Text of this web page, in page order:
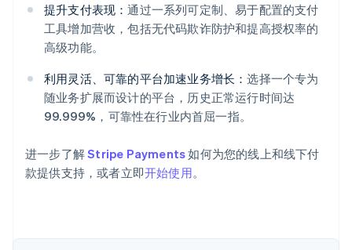
提升支付表现：通过一系列可定制、易于配置的支付
工具增加营收，包括无代码欺诈防护和提高授权率的
高级功能。
利用灵活、可靠的平台加速业务增长：选择一个专为
随业务扩展而设计的平台，历史正常运行时间达
99.999%，可靠性在行业内首屈一指。
进一步了解Stripe Payments如何为您的线上和线下付
款提供支持，或者立即开始使用。
爱尔兰
English
爱沙尼亚
English
奥地利
DeutschEnglish
澳大利亚
English
PortuguêsEnglish
保加利亚
English